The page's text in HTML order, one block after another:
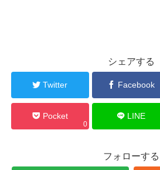
シェアする
Twitter Facebook
Pocket
0
LINE
フォローする